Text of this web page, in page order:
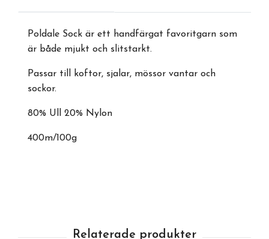
Poldale Sock är ett handfärgat favoritgarn som
är både mjukt och slitstarkt.
Passar till koftor, sjalar, mössor vantar och
sockor.
80% Ull 20% Nylon
400m/100g